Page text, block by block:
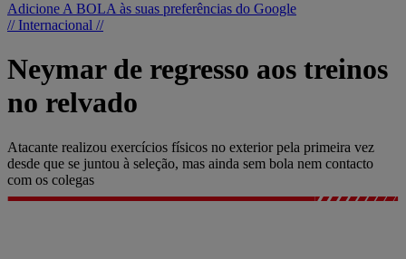
Adicione A BOLA às suas preferências do Google
// Internacional //
Neymar de regresso aos treinos
no relvado
Atacante realizou exercícios físicos no exterior pela primeira vez
desde que se juntou à seleção, mas ainda sem bola nem contacto
com os colegas